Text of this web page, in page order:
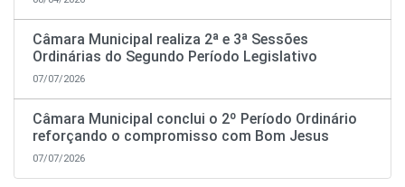
Câmara Municipal realiza 2ª e 3ª Sessões
Ordinárias do Segundo Período Legislativo
07/07/2026
Câmara Municipal conclui o 2º Período Ordinário
reforçando o compromisso com Bom Jesus
07/07/2026